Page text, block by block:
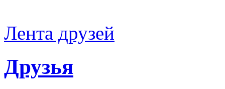
Лента друзей
Друзья